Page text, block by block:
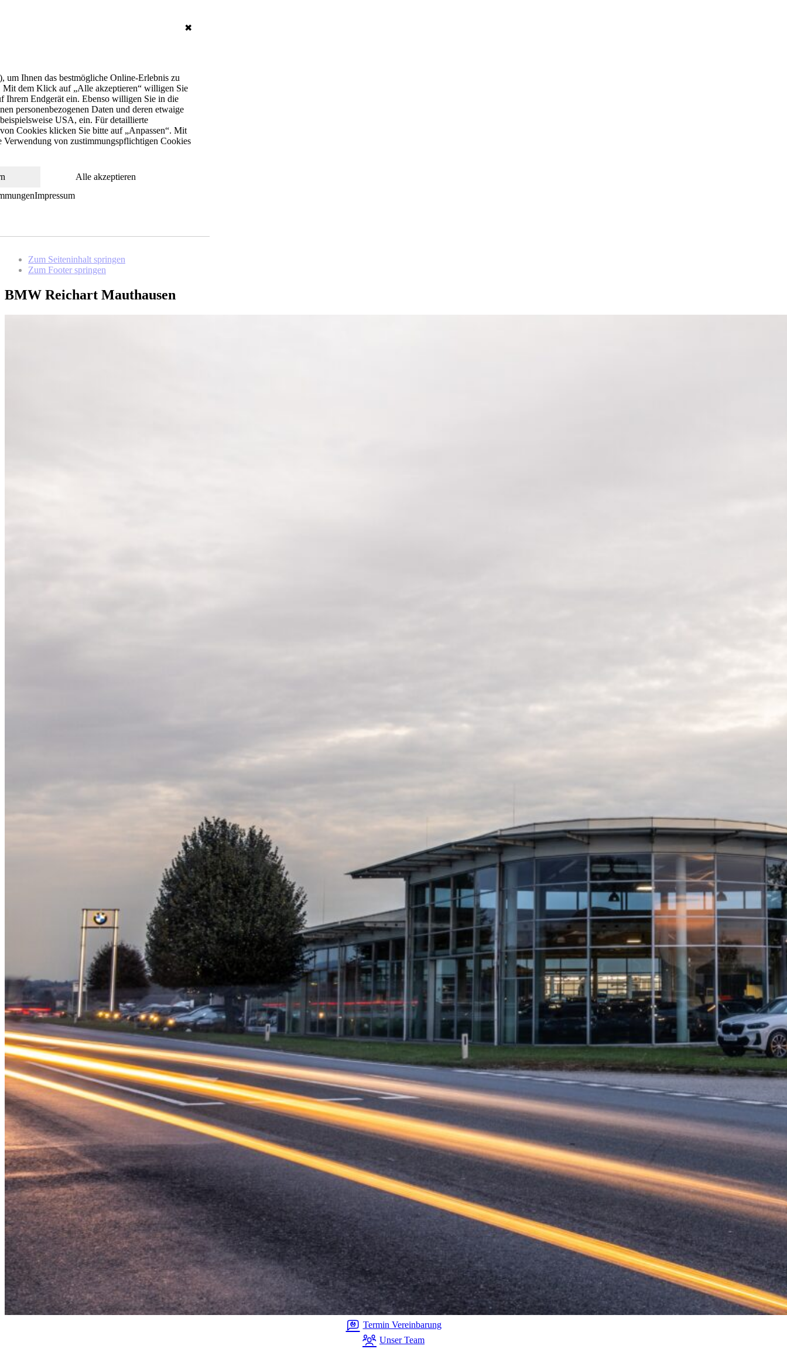
✖
Ihnen das bestmögliche Online-Erlebnis zu
Mit dem Klick auf „Alle akzeptieren“ willigen Sie
Ihrem Endgerät ein. Ebenso willigen Sie in die
personenbezogenen Daten und deren etwaige
USA, ein. Für detaillierte
Cookies klicken Sie bitte auf „Anpassen“. Mit
von zustimmungspflichtigen Cookies
Alle akzeptieren
Impressum
Zum Seiteninhalt springen
Zum Footer springen
BMW Reichart Mauthausen
Termin Vereinbarung
Unser Team